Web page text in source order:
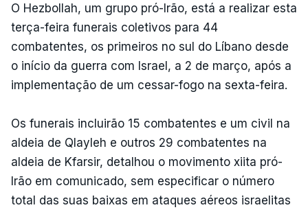
O Hezbollah, um grupo pró-Irão, está a realizar esta
terça-feira funerais coletivos para 44
combatentes, os primeiros no sul do Líbano desde
o início da guerra com Israel, a 2 de março, após a
implementação de um cessar-fogo na sexta-feira.
Os funerais incluirão 15 combatentes e um civil na
aldeia de Qlayleh e outros 29 combatentes na
aldeia de Kfarsir, detalhou o movimento xiita pró-
Irão em comunicado, sem especificar o número
total das suas baixas em ataques aéreos israelitas